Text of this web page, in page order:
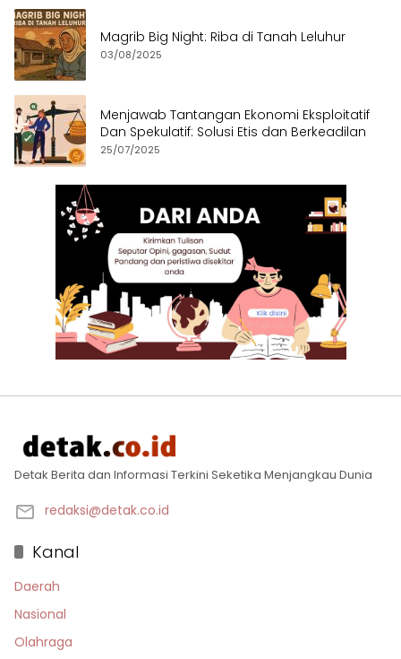
Magrib Big Night: Riba di Tanah Leluhur
03/08/2025
Menjawab Tantangan Ekonomi Eksploitatif
Dan Spekulatif: Solusi Etis dan Berkeadilan
25/07/2025
Detak Berita dan Informasi Terkini Seketika Menjangkau Dunia
redaksi@detak.co.id
Kanal
Daerah
Nasional
Olahraga